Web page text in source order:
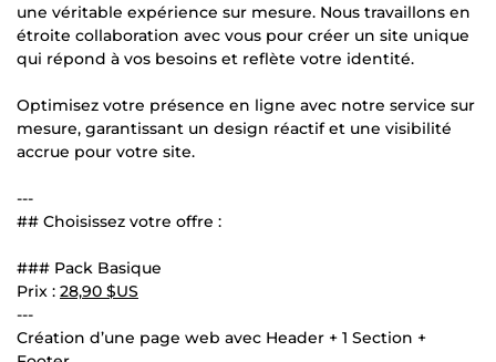
une véritable expérience sur mesure. Nous travaillons en
étroite collaboration avec vous pour créer un site unique
qui répond à vos besoins et reflète votre identité.
Optimisez votre présence en ligne avec notre service sur
mesure, garantissant un design réactif et une visibilité
accrue pour votre site.
---
## Choisissez votre offre :
### Pack Basique
Prix : 28,90 $US
---
Création d’une page web avec Header + 1 Section +